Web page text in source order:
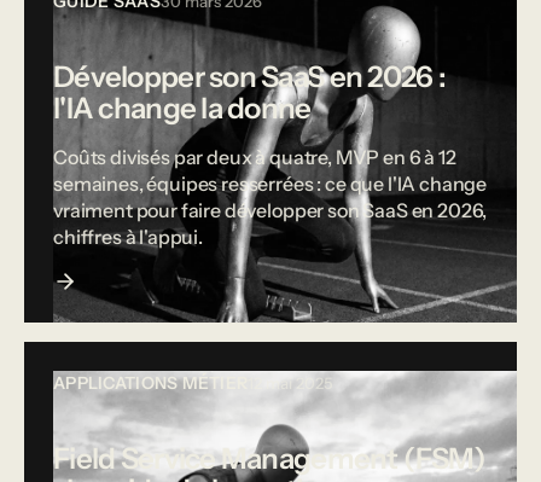
Développer son SaaS en 2026 :
l'IA change la donne
Coûts divisés par deux à quatre, MVP en 6 à 12
semaines, équipes resserrées : ce que l'IA change
vraiment pour faire développer son SaaS en 2026,
chiffres à l'appui.
APPLICATIONS MÉTIER 12 mai 2025
Field Service Management (FSM)